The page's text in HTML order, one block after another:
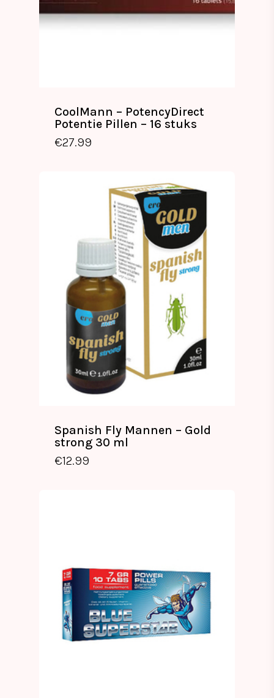
CoolMann – PotencyDirect
Potentie Pillen – 16 stuks
€27.99
€27.99
Spanish Fly Mannen – Gold
strong 30 ml
€12.99
€